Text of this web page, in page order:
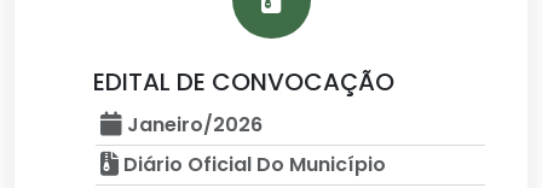
EDITAL DE CONVOCAÇÃO
Janeiro/2026
Diário Oficial Do Município